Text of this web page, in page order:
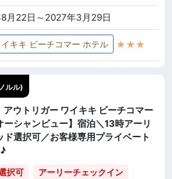
月22日～2027年3月29日
キキ ビーチコマー ホテル ★★★
ルル)
ウトリガー ワイキキ ビーチコマー
シャンビュー】宿泊＼13時アーリ
選択可／お客様専用プライベート
択可
アーリーチェックイン